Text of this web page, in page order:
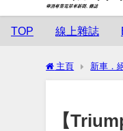
TOP 線上雜誌
主頁 新車．
【